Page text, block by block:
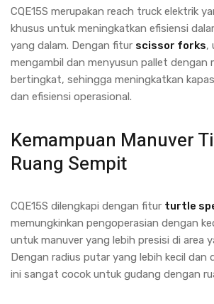
CQE15S merupakan reach truck elektrik
khusus untuk meningkatkan efisiensi
yang dalam. Dengan fitur scissor forks,
mengambil dan menyusun pallet dengan
bertingkat, sehingga meningkatkan
dan efisiensi operasional.
Kemampuan Manuver
Ruang Sempit
CQE15S dilengkapi dengan fitur turtle
memungkinkan pengoperasian dengan
untuk manuver yang lebih presisi di area
Dengan radius putar yang lebih kecil dan
ini sangat cocok untuk gudang dengan